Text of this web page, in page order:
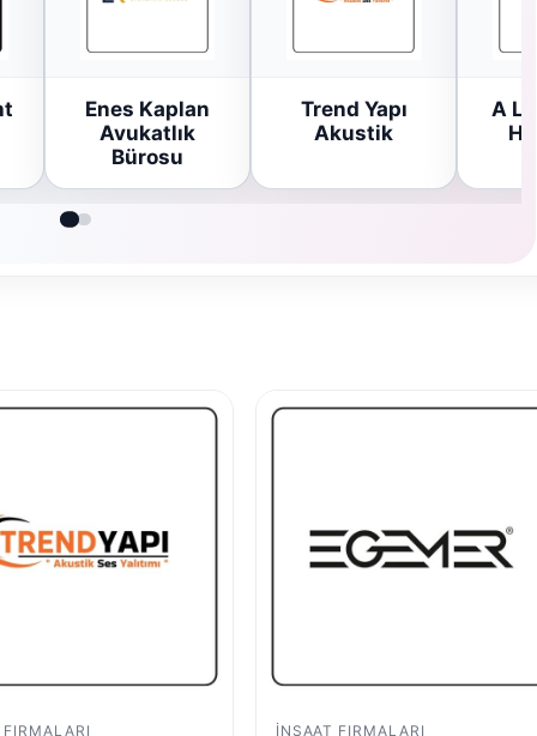
Enes Kaplan
Avukatlık
Bürosu
Trend Yapı
Akustik
A
İNŞAAT FIRMALARI